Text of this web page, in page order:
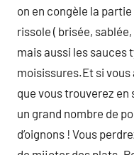
on en congèle la
rissole ( brisée,
mais aussi les sauces
moisissures.Et si
que vous trouverez en
un grand nombre de
d’oignons ! Vous